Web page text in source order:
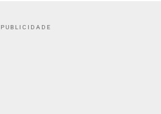
PUBLICIDADE